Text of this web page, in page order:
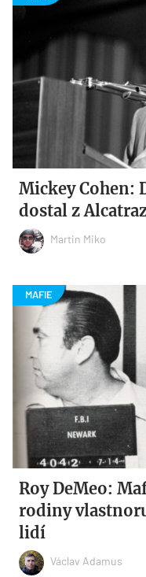
Mickey Cohen:
dostal z
Martin Miko
Roy DeMeo:
rodiny
lidí
Václav Adamus